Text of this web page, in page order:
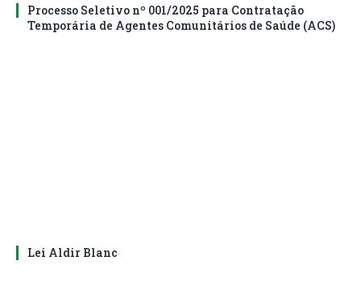
Processo Seletivo nº 001/2025 para Contratação
Temporária de Agentes Comunitários de Saúde (ACS)
Lei Aldir Blanc